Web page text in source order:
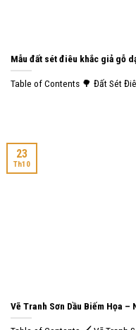
Mẫu đất sét điêu khắc giả gỗ
Table of Contents 🌳 Đất Sét
Vẽ Tranh Sơn Dầu Biếm Họa –
23
Th10